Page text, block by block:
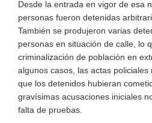
Desde la entrada en vigor de esa
personas fueron detenidas
También se produjeron varias
personas en situación de calle, lo
criminalización de población en
algunos casos, las actas
que los detenidos hubieran
gravísimas acusaciones iniciales
falta de pruebas.